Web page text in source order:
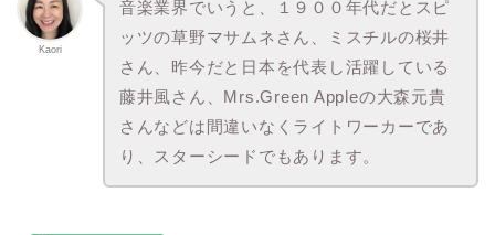
Kaori
音楽業界でいうと、１９００年代だとスピ
ッツの草野マサムネさん、ミスチルの桜井
さん、昨今だと日本を代表し活躍している
藤井風さん、Mrs.Green Appleの大森元貴
さんなどは間違いなくライトワーカーであ
り、スターシードでもあります。